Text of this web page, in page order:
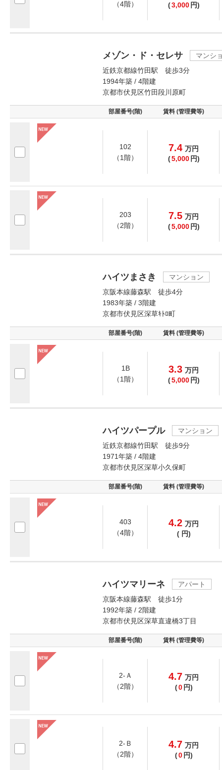
（4階）
(3,000 円)
メゾン・ド・セレサ
マンシ
近鉄京都線竹田駅 徒歩3分
1994年築 / 4階建
京都市伏見区竹田段川原町
部屋番号(階) 賃料 (管理費等)
102
（1階）
7.4 万円
(5,000 円)
203
（2階）
7.5 万円
(5,000 円)
ハイツまさき
マンション
京阪本線藤森駅 徒歩4分
1983年築 / 3階建
京都市伏見区深草ｷﾄﾛ町
部屋番号(階) 賃料 (管理費等)
1B
（1階）
3.3 万円
(5,000 円)
ハイツパープル
マンション
近鉄京都線竹田駅 徒歩9分
1971年築 / 4階建
京都市伏見区深草小久保町
部屋番号(階) 賃料 (管理費等)
403
（4階）
4.2 万円
( 円)
ハイツマリーネ
アパート
京阪本線藤森駅 徒歩1分
1992年築 / 2階建
京都市伏見区深草直違橋3丁目
部屋番号(階) 賃料 (管理費等)
2-Ａ
（2階）
4.7 万円
(0 円)
2-Ｂ
（2階）
4.7 万円
(0 円)